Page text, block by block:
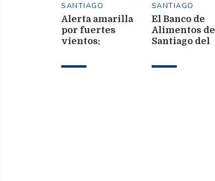
SANTIAGO
Alerta amarilla
por fuertes
vientos:
ingresar al Parque
SANTIAGO
El Banco de
Alimentos de
Santiago del
Almuerzo